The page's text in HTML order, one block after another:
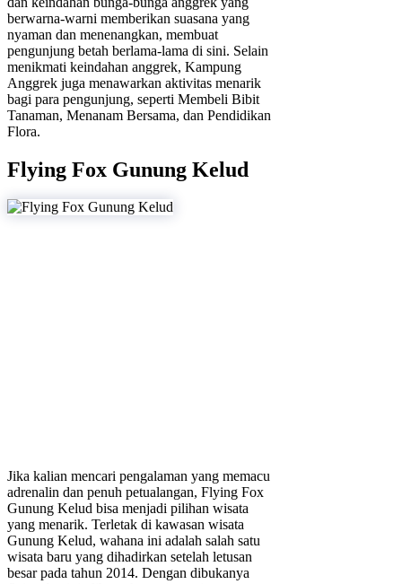
berwarna-warni memberikan suasana yang
nyaman dan menenangkan, membuat
pengunjung betah berlama-lama di sini. Selain
menikmati keindahan anggrek, Kampung
Anggrek juga menawarkan aktivitas menarik
bagi para pengunjung, seperti Membeli Bibit
Tanaman, Menanam Bersama, dan Pendidikan
Flora.
Flying Fox Gunung Kelud
Jika kalian mencari pengalaman yang memacu
adrenalin dan penuh petualangan, Flying Fox
Gunung Kelud bisa menjadi pilihan wisata
yang menarik. Terletak di kawasan wisata
Gunung Kelud, wahana ini adalah salah satu
wisata baru yang dihadirkan setelah letusan
besar pada tahun 2014. Dengan dibukanya